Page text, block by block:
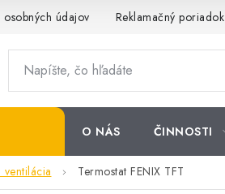
údajov Reklamačný poriadok
O NÁS ČINNOSTI
ventilácia Termostat FENIX TFT